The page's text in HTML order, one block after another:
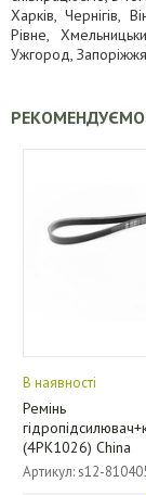
Харків, Чернігів,
Рівне,
Ужгород,
РЕКОМЕНДУЄМО
В наявності
Ремінь
(4PK1026) China
Артикул: s12-